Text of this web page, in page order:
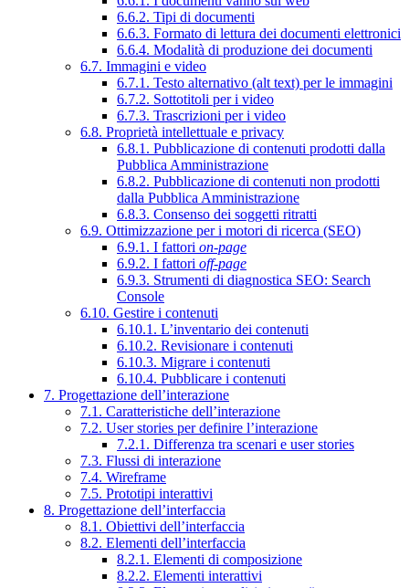
6.6.2. Tipi di documenti
6.6.3. Formato di lettura dei documenti elettronici
6.6.4. Modalità di produzione dei documenti
6.7. Immagini e video
6.7.1. Testo alternativo (alt text) per le immagini
6.7.2. Sottotitoli per i video
6.7.3. Trascrizioni per i video
6.8. Proprietà intellettuale e privacy
6.8.1. Pubblicazione di contenuti prodotti dalla
Pubblica Amministrazione
6.8.2. Pubblicazione di contenuti non prodotti
dalla Pubblica Amministrazione
6.8.3. Consenso dei soggetti ritratti
6.9. Ottimizzazione per i motori di ricerca (SEO)
6.9.1. I fattori on-page
6.9.2. I fattori off-page
6.9.3. Strumenti di diagnostica SEO: Search
Console
6.10. Gestire i contenuti
6.10.1. L’inventario dei contenuti
6.10.2. Revisionare i contenuti
6.10.3. Migrare i contenuti
6.10.4. Pubblicare i contenuti
7. Progettazione dell’interazione
7.1. Caratteristiche dell’interazione
7.2. User stories per definire l’interazione
7.2.1. Differenza tra scenari e user stories
7.3. Flussi di interazione
7.4. Wireframe
7.5. Prototipi interattivi
8. Progettazione dell’interfaccia
8.1. Obiettivi dell’interfaccia
8.2. Elementi dell’interfaccia
8.2.1. Elementi di composizione
8.2.2. Elementi interattivi